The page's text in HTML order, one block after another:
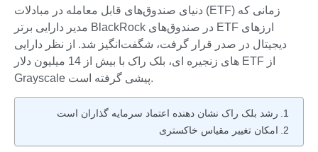
دنیای صندوق‌های قابل معامله در مبادلات (ETF) زمانی که
مدیر دارایی برتر BlackRock در صندوق‌های ETF ارزهای
دیجیتال در صدر قرار گرفت، شگفت‌انگیز شد. از نظر دارایی
های زنجیره ای، بلک راک با بیش از 14 میلیون دلار ETF از
Grayscale پیشی گرفته است.
رشد بلک راک نشان دهنده اعتماد سرمایه گذاران است
امکان تغییر مقیاس خاکستری